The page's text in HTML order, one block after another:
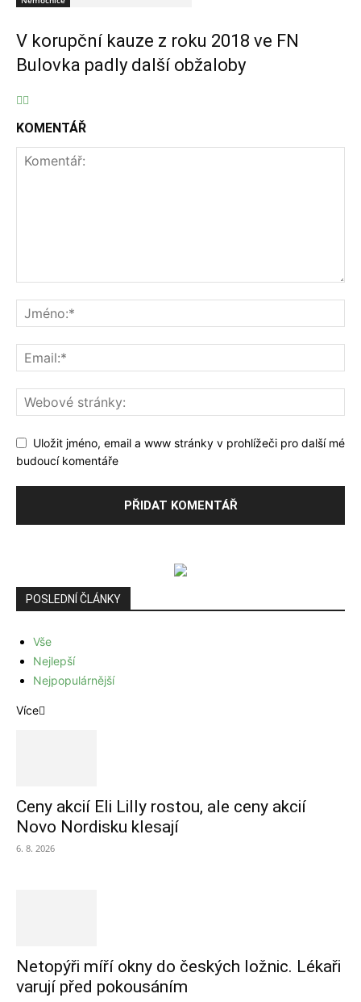
V korupční kauze z roku 2018 ve FN
Bulovka padly další obžaloby
KOMENTÁŘ
Uložit jméno, email a www stránky v prohlížeči pro další mé
budoucí komentáře
POSLEDNÍ ČLÁNKY
Vše
Nejlepší
Nejpopulárnější
Více
Ceny akcií Eli Lilly rostou, ale ceny akcií
Novo Nordisku klesají
6. 8. 2026
Netopýři míří okny do českých ložnic. Lékaři
varují před pokousáním